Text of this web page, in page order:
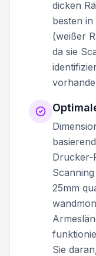
dicken
besten
(weißer
da sie
Drucker-
25mm
Sie